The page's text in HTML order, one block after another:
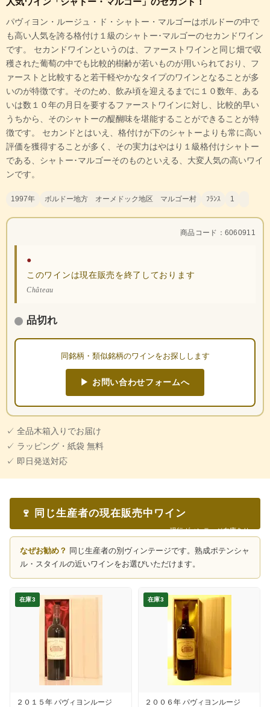
パヴィヨン・ルージュ・ド・シャトー・マルゴーはボルドーの中で
も高い人気を誇る格付け１級のシャトー･マルゴーのセカンドワイン
です。 セカンドワインというのは、ファーストワインと同じ畑で収
穫された葡萄の中でも比較的樹齢が若いものが用いられており、フ
ァーストと比較すると若干軽やかなタイプのワインとなることが多
いのが特徴です。そのため、飲み頃を迎えるまでに１０数年、ある
いは数１０年の月日を要するファーストワインに対し、比較的早い
うちから、そのシャトーの醍醐味を堪能することができることが特
徴です。 セカンドとはいえ、格付けが下のシャトーよりも常に高い
評価を獲得することが多く、その実力はやはり１級格付けシャトー
である、シャトー･マルゴーそのものといえる、大変人気の高いワイ
ンです。
1997年 ボルドー地方 オーメドック地区 マルゴー村 ﾌﾗﾝｽ 1
商品コード：6060911
●
このワインは現在販売を終了しております
Château
品切れ
同銘柄・類似銘柄のワインをお探しします
▶ お問い合わせフォームへ
✓ 全品木箱入りでお届け
✓ ラッピング・紙袋 無料
✓ 即日発送対応
🍷 同じ生産者の現在販売中ワイン
現行ヴィンテージ在庫あり
なぜお勧め？ 同じ生産者の別ヴィンテージです。熟成ポテンシャ
ル・スタイルの近いワインをお選びいただけます。
在庫3
２０１５年 パヴィヨンルージ
在庫3
２００６年 パヴィヨンルージ